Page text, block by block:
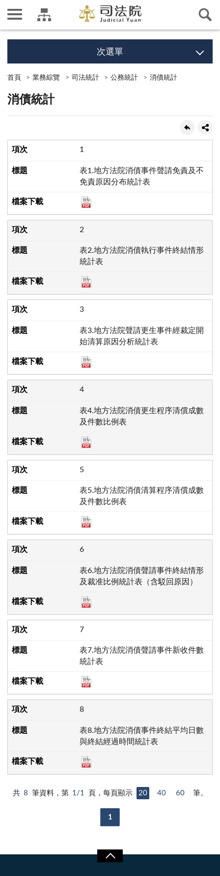
次選單
首頁 業務綜覽 司法統計 公務統計 消債統計
消債統計
1
表1.地方法院消債事件聲請免責及不
免責原因分布統計表
2
表2.地方法院消債執行事件終結情形
統計表
3
表3.地方法院聲請更生事件經裁定開
始清算原因分析統計表
4
表4.地方法院消債更生程序清償成數
及件數比例表
5
表5.地方法院消債清算程序清償成數
及件數比例表
6
表6.地方法院消債聲請事件終結情形
及裁准比例統計表（含駁回原因）
7
表7.地方法院消債聲請事件新收件數
統計表
8
表8.地方法院消債事件終結平均日數
與終結經過時間統計表
共 8 筆資料，第 1/1 頁，每頁顯示 20 40 60 筆。
1